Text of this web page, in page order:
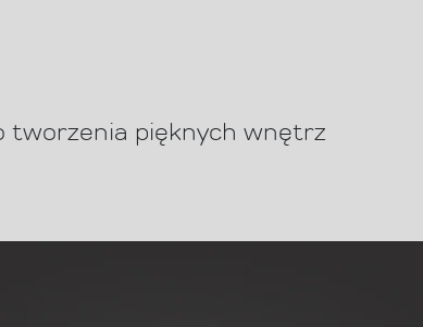
tworzenia pięknych wnętrz